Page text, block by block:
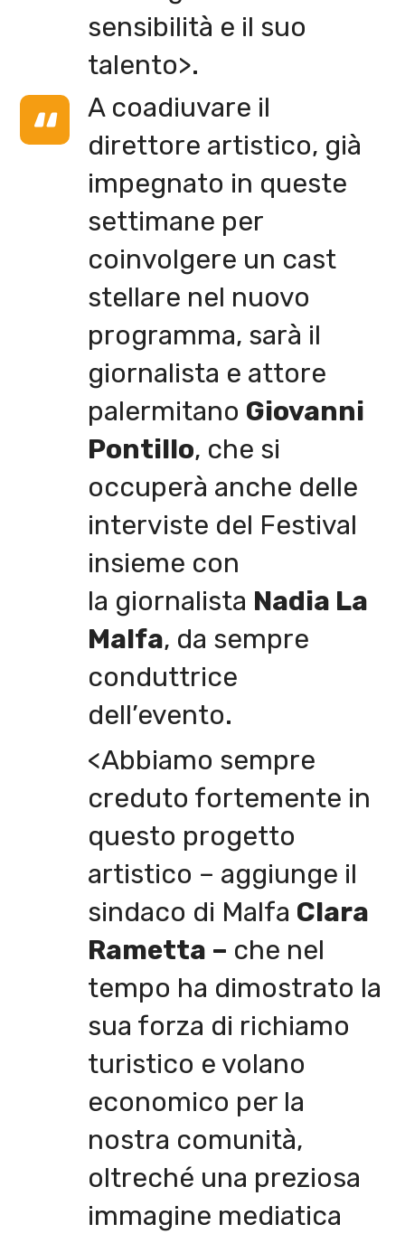
sensibilità e il suo
talento>.
A coadiuvare il
direttore artistico, già
impegnato in queste
settimane per
coinvolgere un cast
stellare nel nuovo
programma, sarà il
giornalista e attore
palermitano Giovanni
Pontillo, che si
occuperà anche delle
interviste del Festival
insieme con
la giornalista Nadia La
Malfa, da sempre
conduttrice
dell’evento.
<Abbiamo sempre
creduto fortemente in
questo progetto
artistico – aggiunge il
sindaco di Malfa Clara
Rametta – che nel
tempo ha dimostrato la
sua forza di richiamo
turistico e volano
economico per la
nostra comunità,
oltreché una preziosa
immagine mediatica